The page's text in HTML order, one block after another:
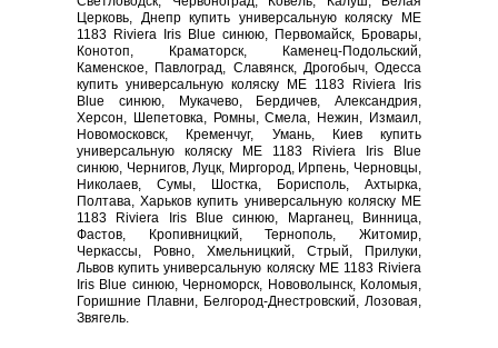
Церковь, Днепр купить универсальную коляску ME
1183 Riviera Iris Blue синюю, Первомайск, Бровары,
Конотоп, Краматорск, Каменец-Подольский,
Каменское, Павлоград, Славянск, Дрогобыч, Одесса
купить универсальную коляску ME 1183 Riviera Iris
Blue синюю, Мукачево, Бердичев, Александрия,
Херсон, Шепетовка, Ромны, Смела, Нежин, Измаил,
Новомосковск, Кременчуг, Умань, Киев купить
универсальную коляску ME 1183 Riviera Iris Blue
синюю, Чернигов, Луцк, Миргород, Ирпень, Черновцы,
Николаев, Сумы, Шостка, Борисполь, Ахтырка,
Полтава, Харьков купить универсальную коляску ME
1183 Riviera Iris Blue синюю, Марганец, Винница,
Фастов, Кропивницкий, Тернополь, Житомир,
Черкассы, Ровно, Хмельницкий, Стрый, Прилуки,
Львов купить универсальную коляску ME 1183 Riviera
Iris Blue синюю, Черноморск, Нововолынск, Коломыя,
Горишние Плавни, Белгород-Днестровский, Лозовая,
Звягель.